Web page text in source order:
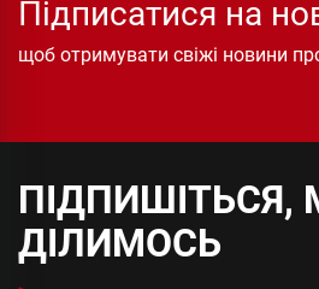
Підписатися на
щоб отримувати свіжі новини
ДІЛИМОСЬ